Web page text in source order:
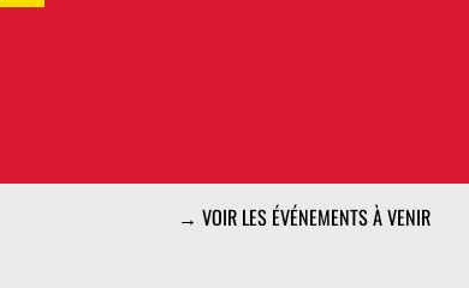
→ VOIR LES ÉVÉNEMENTS À VENIR